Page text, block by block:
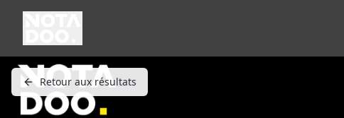
Retour aux résultats